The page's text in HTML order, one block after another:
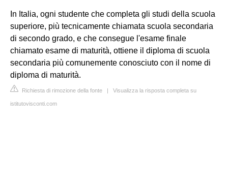
In Italia, ogni studente che completa gli studi della scuola
superiore, più tecnicamente chiamata scuola secondaria
di secondo grado, e che consegue l'esame finale
chiamato esame di maturità, ottiene il diploma di scuola
secondaria più comunemente conosciuto con il nome di
diploma di maturità.
Richiesta di rimozione della fonte | Visualizza la risposta completa su
istitutovisconti.com